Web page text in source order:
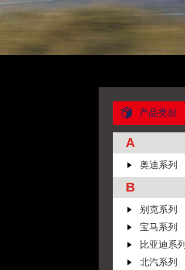
产品类别
A
奥迪系列
B
别克系列
宝马系列
比亚迪系列
北汽系列